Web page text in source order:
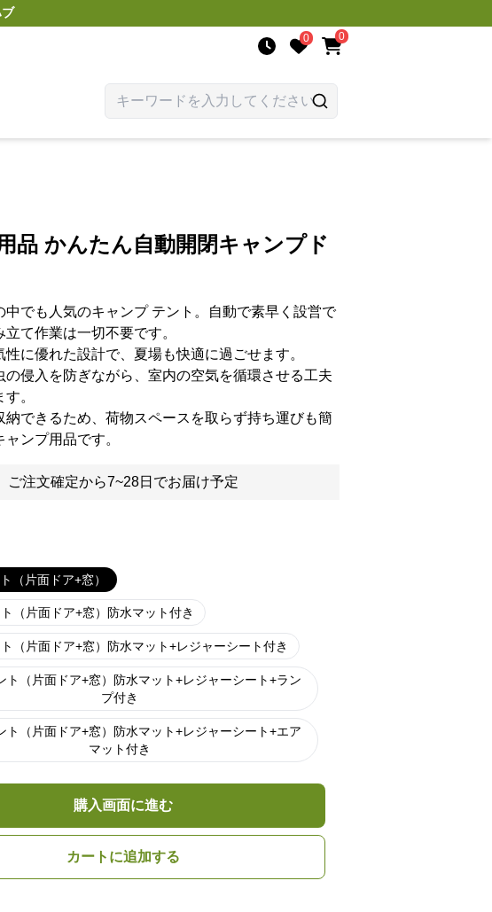
0 0
品 かんたん自動開閉キャンプド
中でも人気のキャンプ テント。自動で素早く設営で
立て作業は一切不要です。
性に優れた設計で、夏場も快適に過ごせます。
の侵入を防ぎながら、室内の空気を循環させる工夫
。
納できるため、荷物スペースを取らず持ち運びも簡
ンプ用品です。
ご注文確定から7~28日でお届け予定
（片面ドア+窓）
（片面ドア+窓）防水マット付き
（片面ドア+窓）防水マット+レジャーシート付き
ト（片面ドア+窓）防水マット+レジャーシート+ラン
プ付き
ト（片面ドア+窓）防水マット+レジャーシート+エア
マット付き
購入画面に進む
カートに追加する